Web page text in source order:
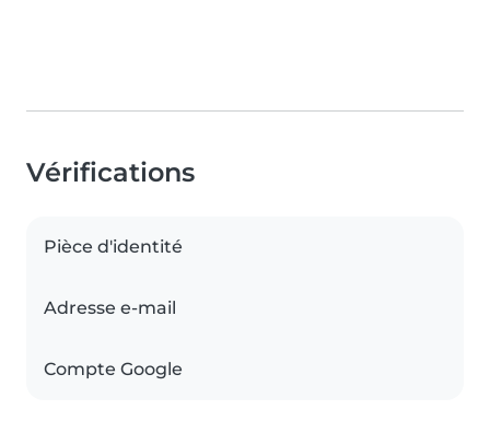
Vérifications
Pièce d'identité
Adresse e-mail
Compte Google